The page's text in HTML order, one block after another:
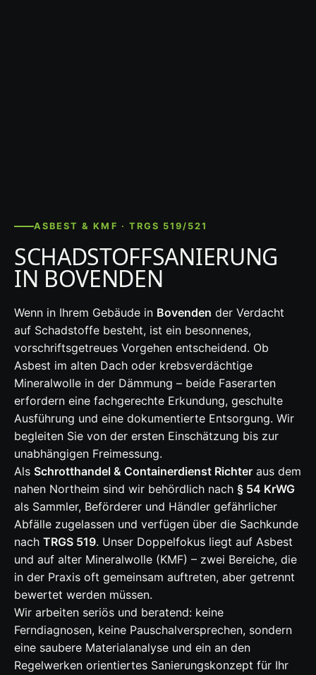
ASBEST & KMF · TRGS 519/521
SCHADSTOFFSANIERUNG
IN BOVENDEN
Wenn in Ihrem Gebäude in Bovenden der Verdacht
auf Schadstoffe besteht, ist ein besonnenes,
vorschriftsgetreues Vorgehen entscheidend. Ob
Asbest im alten Dach oder krebsverdächtige
Mineralwolle in der Dämmung – beide Faserarten
erfordern eine fachgerechte Erkundung, geschulte
Ausführung und eine dokumentierte Entsorgung. Wir
begleiten Sie von der ersten Einschätzung bis zur
unabhängigen Freimessung.
Als Schrotthandel & Containerdienst Richter aus dem
nahen Northeim sind wir behördlich nach § 54 KrWG
als Sammler, Beförderer und Händler gefährlicher
Abfälle zugelassen und verfügen über die Sachkunde
nach TRGS 519. Unser Doppelfokus liegt auf Asbest
und auf alter Mineralwolle (KMF) – zwei Bereiche, die
in der Praxis oft gemeinsam auftreten, aber getrennt
bewertet werden müssen.
Wir arbeiten seriös und beratend: keine
Ferndiagnosen, keine Pauschalversprechen, sondern
eine saubere Materialanalyse und ein an den
Regelwerken orientiertes Sanierungskonzept für Ihr